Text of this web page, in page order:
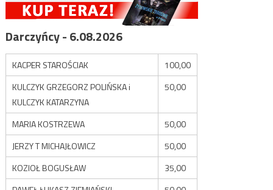
Darczyńcy - 6.08.2026
KACPER STAROŚCIAK
100,00
KULCZYK GRZEGORZ POLIŃSKA i
KULCZYK KATARZYNA
50,00
MARIA KOSTRZEWA
50,00
JERZY T MICHAJŁOWICZ
50,00
KOZIOŁ BOGUSŁAW
35,00